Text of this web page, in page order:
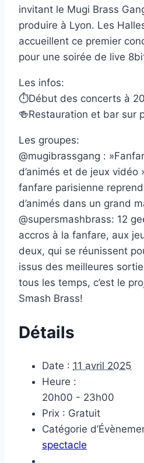
invitant le Mugi Brass
produire à Lyon. Les
accueillent ce premier
pour une soirée de live
Les infos:
⏱Début des concerts à
🍻Restauration et bar sur
Les groupes:
@mugibrassgang :
d’animés et de jeux vidéo
fanfare parisienne
d’animés dans un grand
@supersmashbrass: 12
accros à la fanfare, aux
deux, qui se réunissent
issus des meilleures
tous les temps, c’est le
Smash Brass!
Détails
Date : 11 avril 2025
Heure :
20h00 - 23h00
Prix : Gratuit
Catégorie
spectacle